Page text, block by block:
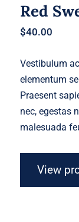
Red
$40.00
Vestibulum
elementum
Praesent
nec, egestas
malesuada
View